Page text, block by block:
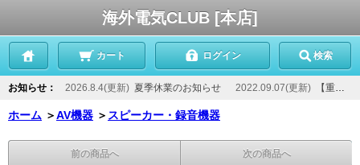
海外電気CLUB [本店]
カート ログイン 検索
お知らせ： 2026.8.4(更新) 夏季休業のお知らせ 2022.09.07(更新) 【重要】当店からのメールが届かないお客様へ
ホーム ＞AV機器 ＞ スピーカー・録音機器
前の商品へ 次の商品へ